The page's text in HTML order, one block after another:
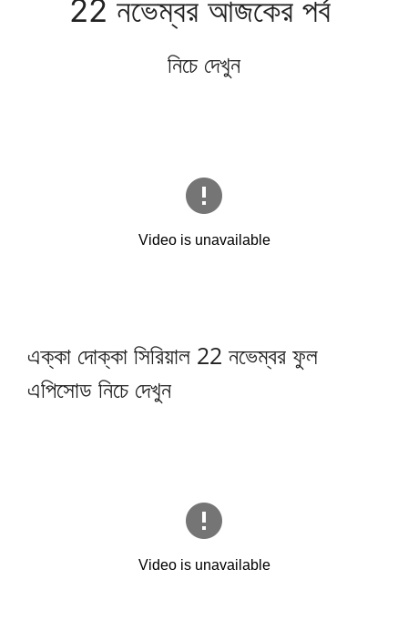
22 নভেম্বর আজকের পর্ব
নিচে দেখুন
এক্কা দোক্কা সিরিয়াল 22 নভেম্বর ফুল
এপিসোড নিচে দেখুন